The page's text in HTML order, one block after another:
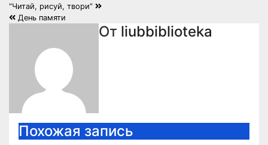
Навигация
записям
“Читай, рисуй, твори”
День памяти
От liubbiblioteka
Похожая запись